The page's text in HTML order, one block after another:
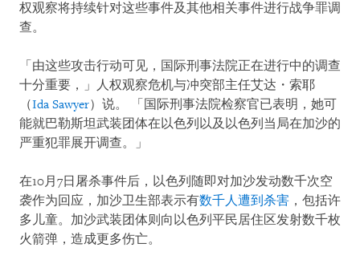
权观察将持续针对这些事件及其他相关事件进行战争罪调
查。
「由这些攻击行动可见，国际刑事法院正在进行中的调查
十分重要，」人权观察危机与冲突部主任艾达・索耶
（Ida Sawyer）说。 「国际刑事法院检察官已表明，她可
能就巴勒斯坦武装团体在以色列以及以色列当局在加沙的
严重犯罪展开调查。」
在10月7日屠杀事件后，以色列随即对加沙发动数千次空
袭作为回应，加沙卫生部表示有数千人遭到杀害 ，包括许
多儿童。加沙武装团体则向以色列平民居住区发射数千枚
火箭弹，造成更多伤亡。